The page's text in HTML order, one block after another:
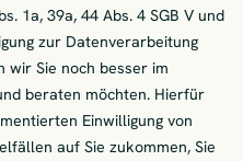
1a, 39a, 44 Abs. 4 SGB V und
zur Datenverarbeitung
wir Sie noch besser im
beraten möchten. Hierfür
Einwilligung von
auf Sie zukommen, Sie